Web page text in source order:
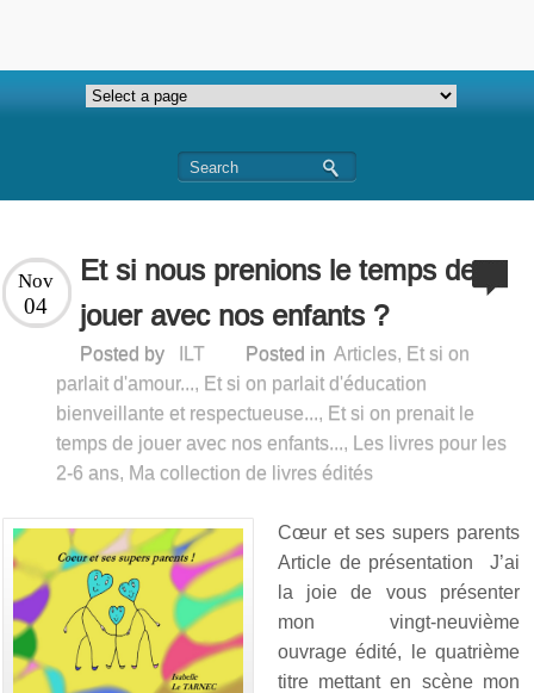
Et si nous prenions le temps de
jouer avec nos enfants ?
Nov
04
Posted by ILT Posted in Articles, Et si on
parlait d'amour..., Et si on parlait d'éducation
bienveillante et respectueuse..., Et si on prenait le
temps de jouer avec nos enfants...,
Les livres pour les
2-6 ans, Ma collection de livres édités
Cœur et ses supers parents
Article de présentation J’ai
la joie de vous présenter
mon vingt-neuvième
ouvrage édité, le quatrième
titre mettant en scène mon